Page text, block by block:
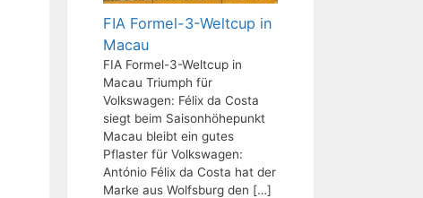
FIA Formel-3-Weltcup in
Macau
FIA Formel-3-Weltcup in
Macau Triumph für
Volkswagen: Félix da Costa
siegt beim Saisonhöhepunkt
Macau bleibt ein gutes
Pflaster für Volkswagen:
António Félix da Costa hat der
Marke aus Wolfsburg den […]